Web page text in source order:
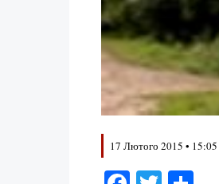
17 Лютого 2015 • 15:05